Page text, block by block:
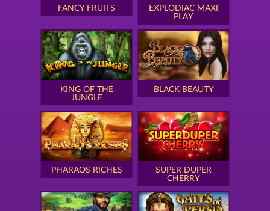
FANCY FRUITS
EXPLODIAC MAXI
PLAY
KING OF THE
JUNGLE
BLACK BEAUTY
PHARAOS RICHES
SUPER DUPER
CHERRY